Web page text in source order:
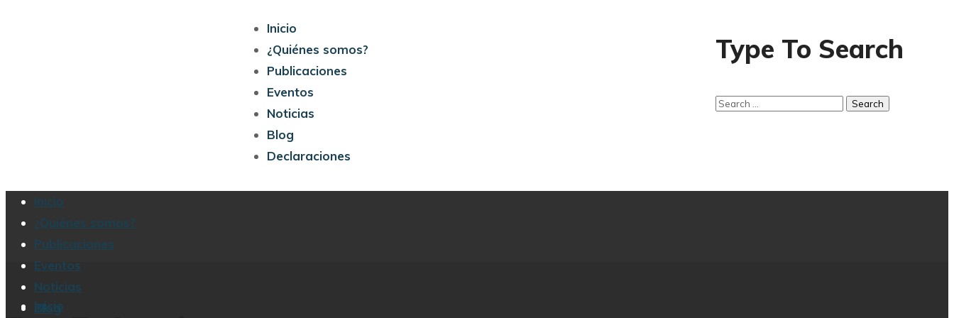
Inicio
¿Quiénes somos?
Publicaciones
Eventos
Noticias
Blog
Declaraciones
Type To Search
Inicio
¿Quiénes somos?
Publicaciones
Eventos
Noticias
Blog
Inicio